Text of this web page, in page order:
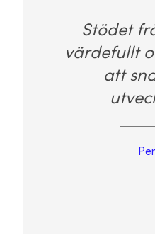
Stödet
värdefullt
att